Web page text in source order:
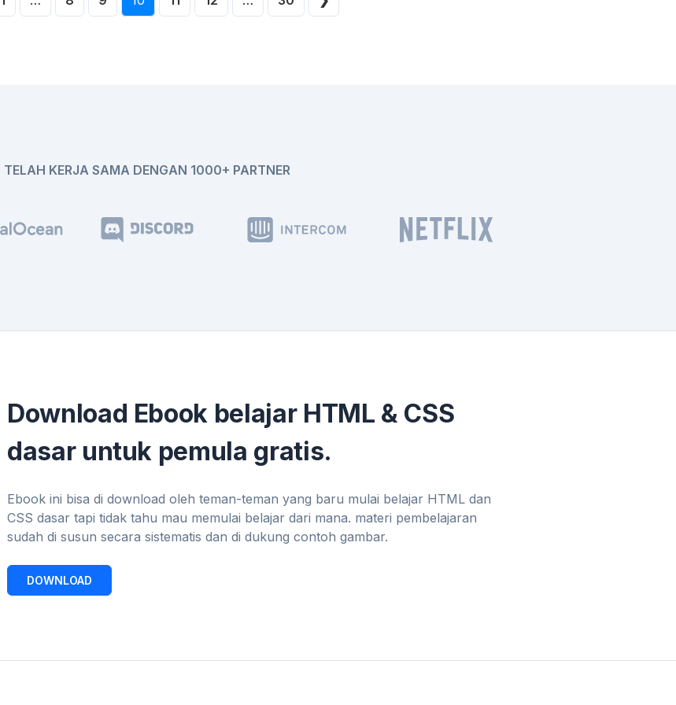
TELAH KERJA SAMA DENGAN 1000+ PARTNER
Download Ebook belajar HTML & CSS
dasar untuk pemula gratis.
Ebook ini bisa di download oleh teman-teman yang baru mulai belajar HTML dan
CSS dasar tapi tidak tahu mau memulai belajar dari mana. materi pembelajaran
sudah di susun secara sistematis dan di dukung contoh gambar.
DOWNLOAD